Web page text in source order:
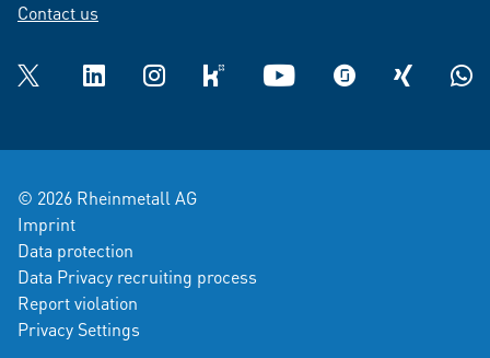
Contact us
Twitter LinkedInInstagramkununu YouTube glassdoorXING
© 2026 Rheinmetall AG
Imprint
Data protection
Data Privacy recruiting process
Report violation
Privacy Settings